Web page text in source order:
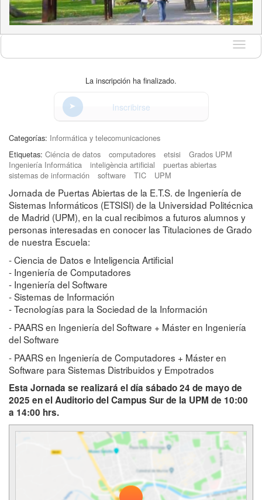
Idioma
La inscripción ha finalizado.
Inscribirse
Categorías: Informática y telecomunicaciones
Etiquetas: Ciéncia de datos computadores etsisi
Grados UPM
Ingeniería Informática
inteligència artificial
puertas abiertas
sistemas de información
software TIC UPM
Jornada de Puertas Abiertas de la E.T.S. de Ingeniería de
Sistemas Informáticos (ETSISI) de la Universidad Politécnica
de Madrid (UPM), en la cual recibimos a futuros alumnos y
personas interesadas en conocer las Titulaciones de Grado
de nuestra Escuela:
- Ciencia de Datos e Inteligencia Artificial
- Ingeniería de Computadores
- Ingeniería del Software
- Sistemas de Información
- Tecnologías para la Sociedad de la Información
- PAARS en Ingeniería del Software + Máster en Ingeniería
del Software
- PAARS en Ingeniería de Computadores + Máster en
Software para Sistemas Distribuidos y Empotrados
Esta Jornada se realizará el día sábado 24 de mayo de
2025 en el Auditorio del Campus Sur de la UPM de 10:00
a 14:00 hrs.